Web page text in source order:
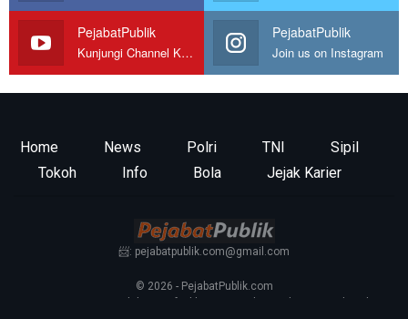
PejabatPublik
Kunjungi Channel Kami
PejabatPublik
Join us on Instagram
Home News Polri TNI
Sipil
Tokoh
Info Bola Jejak Karier
📨: pejabatpublik.com@gmail.com
© 2026 - PejabatPublik.com